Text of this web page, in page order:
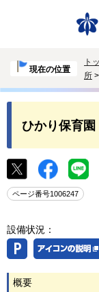
現在の位置
ト
所
ひかり保育園
ページ番号1006247
設備状況：
概要